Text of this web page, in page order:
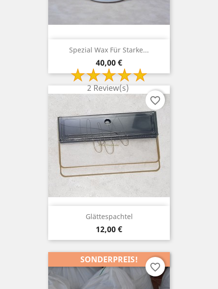
Spezial Wax Für Starke...
Preis
40,00 €
2 Review(s)
Glättespachtel
Preis
12,00 €
favorite_border
SONDERPREIS!
favorite_border